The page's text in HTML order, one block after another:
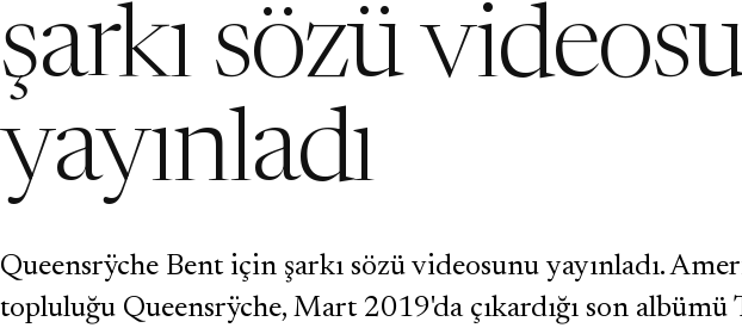
şarkı sözü
yayınladı
Queensrÿche Bent için şarkı sözü videosunu yayınladı.
topluluğu Queensrÿche, Mart 2019'da çıkardığı son albümü